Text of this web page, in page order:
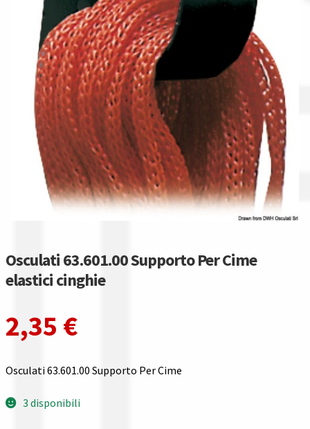
Diritto di recesso
Garanzia del produttore
Gestione resi
Guida all’utilizzo del sito
Pagamenti
Privacy policy
Confronta
Riepilogo ordine
Osculati 63.601.00 Supporto Per Cime
elastici cinghie
2,35 €
Osculati 63.601.00 Supporto Per Cime
3 disponibili